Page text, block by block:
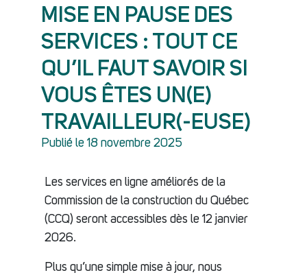
MISE EN PAUSE DES
SERVICES : TOUT CE
QU’IL FAUT SAVOIR SI
VOUS ÊTES UN(E)
TRAVAILLEUR(-EUSE)
Publié le 18 novembre 2025
Les services en ligne améliorés de la
Commission de la construction du Québec
(CCQ) seront accessibles dès le 12 janvier
2026.
Plus qu’une simple mise à jour, nous